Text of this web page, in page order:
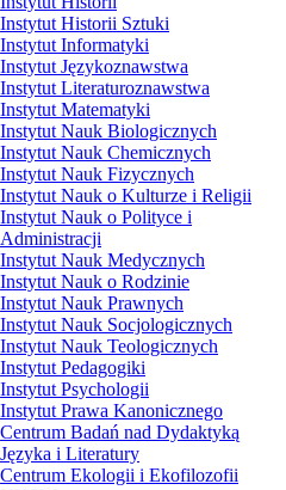
Instytut Historii Sztuki
Instytut Informatyki
Instytut Językoznawstwa
Instytut Literaturoznawstwa
Instytut Matematyki
Instytut Nauk Biologicznych
Instytut Nauk Chemicznych
Instytut Nauk Fizycznych
Instytut Nauk o Kulturze i Religii
Instytut Nauk o Polityce i
Administracji
Instytut Nauk Medycznych
Instytut Nauk o Rodzinie
Instytut Nauk Prawnych
Instytut Nauk Socjologicznych
Instytut Nauk Teologicznych
Instytut Pedagogiki
Instytut Psychologii
Instytut Prawa Kanonicznego
Centrum Badań nad Dydaktyką
Języka i Literatury
Centrum Ekologii i Ekofilozofii